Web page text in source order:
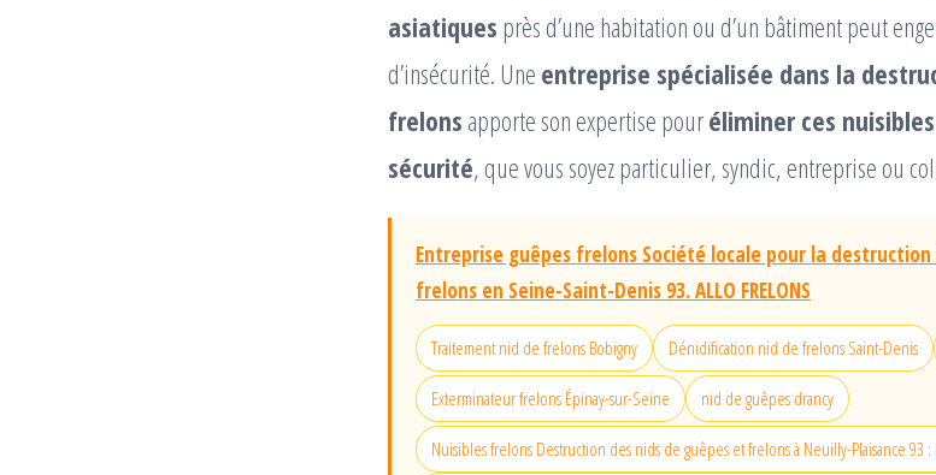
asiatiques près d’une habitation ou d’un bâtiment peut
d’insécurité. Une entreprise spécialisée dans la
frelons apporte son expertise pouréliminer ces
sécurité, que vous soyez particulier, syndic, entreprise ou
Entreprise guêpes frelons Société locale pour la
frelons en Seine-Saint-Denis 93. ALLO FRELONS
Traitement nid de frelons Bobigny Dénidification nid de frelons Saint-Denis
Exterminateur frelons Épinay-sur-Seine nid de guêpes drancy
Nuisibles frelons Destruction des nids de guêpes et frelons à Neuilly-Plaisance 93